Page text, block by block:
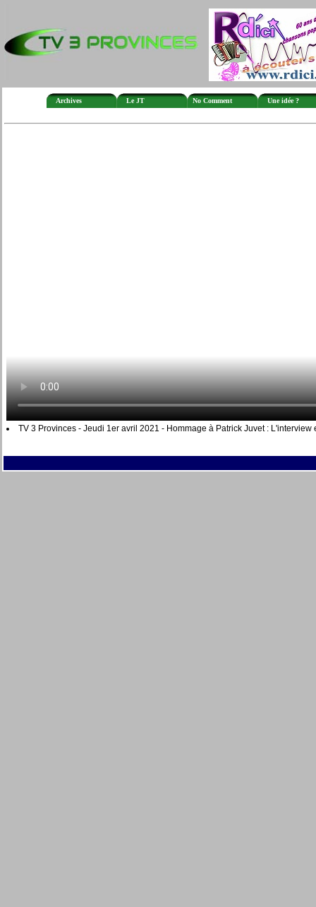
Archives Le JT No Comment Une idée ?
TV 3 Provinces - Jeudi 1er avril 2021 - Hommage à Patrick Juvet :